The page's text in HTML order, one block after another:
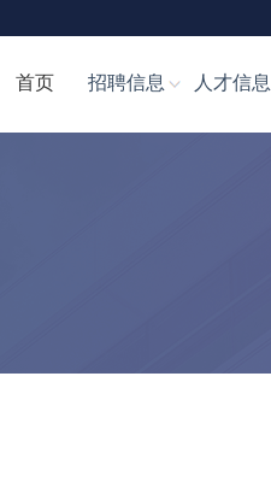
首页 招聘信息 人才信息